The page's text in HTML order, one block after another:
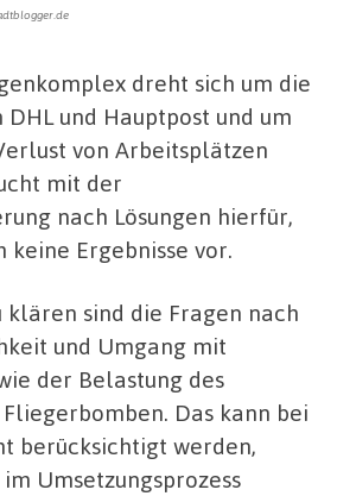
dreht sich um die
und Hauptpost und um
von Arbeitsplätzen
mit der
nach Lösungen hierfür,
keine Ergebnisse vor.
sind die Fragen nach
und Umgang mit
der Belastung des
Das kann bei
berücksichtigt werden,
Umsetzungsprozess